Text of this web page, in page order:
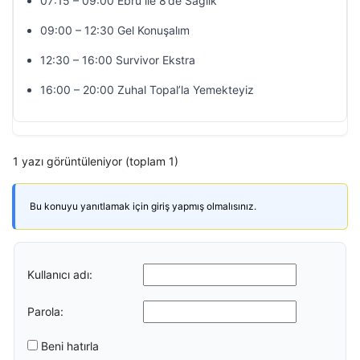
09:00 – 12:30 Gel Konuşalım
12:30 – 16:00 Survivor Ekstra
16:00 – 20:00 Zuhal Topal’la Yemekteyiz
1 yazı görüntüleniyor (toplam 1)
Bu konuyu yanıtlamak için giriş yapmış olmalısınız.
Kullanıcı adı:
Parola:
Beni hatırla